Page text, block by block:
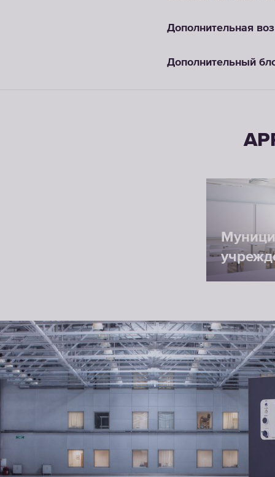
Дополнительная
Дополнительный
Дополнительное
• Дозировочный насос с датчиком контроля
• Насос подачи воды и накопительные
• Система промывки CIP